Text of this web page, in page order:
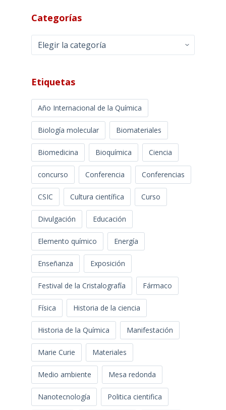
Categorías
Categorías
Etiquetas
Año Internacional de la Química
Biología molecular Biomateriales
Biomedicina Bioquímica Ciencia
concurso Conferencia Conferencias
CSIC Cultura científica Curso
Divulgación Educación
Elemento químico Energía
Enseñanza Exposición
Festival de la Cristalografía Fármaco
Física Historia de la ciencia
Historia de la Química Manifestación
Marie Curie Materiales
Medio ambiente Mesa redonda
Nanotecnología Politica cientifica